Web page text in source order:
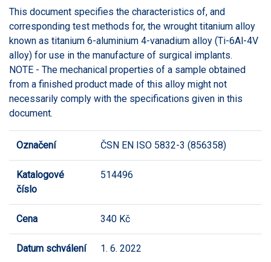
This document specifies the characteristics of, and
corresponding test methods for, the wrought titanium alloy
known as titanium 6-aluminium 4-vanadium alloy (Ti-6Al-4V
alloy) for use in the manufacture of surgical implants.
NOTE - The mechanical properties of a sample obtained
from a finished product made of this alloy might not
necessarily comply with the specifications given in this
document.
Označení ČSN EN ISO 5832-3 (856358)
Katalogové
číslo
514496
Cena 340 Kč
Datum schválení 1. 6. 2022